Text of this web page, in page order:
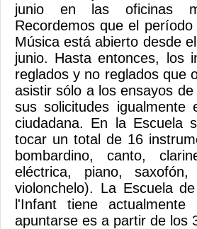
junio en las oficinas
Recordemos que el
Música está abierto desde
junio. Hasta entonces, los
reglados y no reglados que
asistir sólo a los ensayos
sus solicitudes igualmente
ciudadana. En la Escuela
tocar un total de 16
bombardino, canto,
eléctrica, piano,
violonchelo). La Escuela
l'Infant tiene
apuntarse es a partir de los